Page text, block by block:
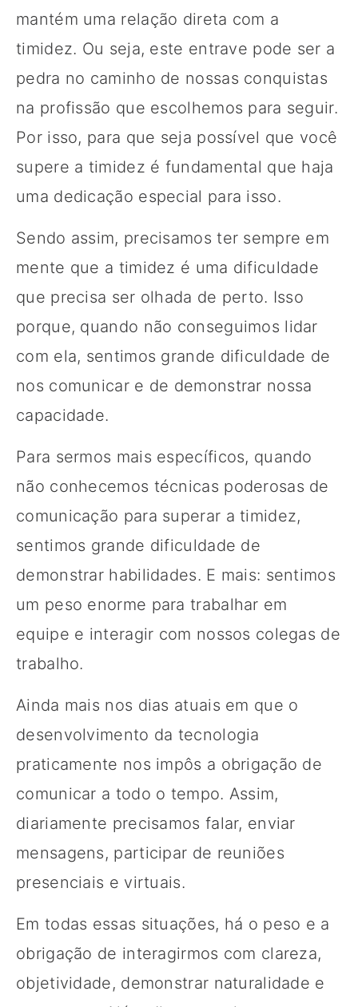
mantém uma relação direta com a
timidez. Ou seja, este entrave pode ser a
pedra no caminho de nossas conquistas
na profissão que escolhemos para seguir.
Por isso, para que seja possível que você
supere a timidez é fundamental que haja
uma dedicação especial para isso.
Sendo assim, precisamos ter sempre em
mente que a timidez é uma dificuldade
que precisa ser olhada de perto. Isso
porque, quando não conseguimos lidar
com ela, sentimos grande dificuldade de
nos comunicar e de demonstrar nossa
capacidade.
Para sermos mais específicos, quando
não conhecemos técnicas poderosas de
comunicação para superar a timidez,
sentimos grande dificuldade de
demonstrar habilidades. E mais: sentimos
um peso enorme para trabalhar em
equipe e interagir com nossos colegas de
trabalho.
Ainda mais nos dias atuais em que o
desenvolvimento da tecnologia
praticamente nos impôs a obrigação de
comunicar a todo o tempo. Assim,
diariamente precisamos falar, enviar
mensagens, participar de reuniões
presenciais e virtuais.
Em todas essas situações, há o peso e a
obrigação de interagirmos com clareza,
objetividade, demonstrar naturalidade e